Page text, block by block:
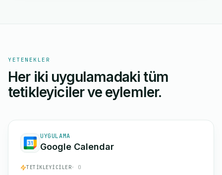
YETENEKLER
Her iki uygulamadaki tüm
tetikleyiciler ve eylemler.
UYGULAMA
Google Calendar
TETIKLEYICILER· 0